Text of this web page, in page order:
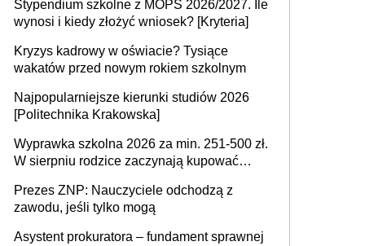
Stypendium szkolne z MOPS 2026/2027. Ile
wynosi i kiedy złożyć wniosek? [Kryteria]
Kryzys kadrowy w oświacie? Tysiące
wakatów przed nowym rokiem szkolnym
Najpopularniejsze kierunki studiów 2026
[Politechnika Krakowska]
Wyprawka szkolna 2026 za min. 251-500 zł.
W sierpniu rodzice zaczynają kupować
wydatek sięgający ponad 1 tys. zł
Prezes ZNP: Nauczyciele odchodzą z
zawodu, jeśli tylko mogą
Asystent prokuratora – fundament sprawnej